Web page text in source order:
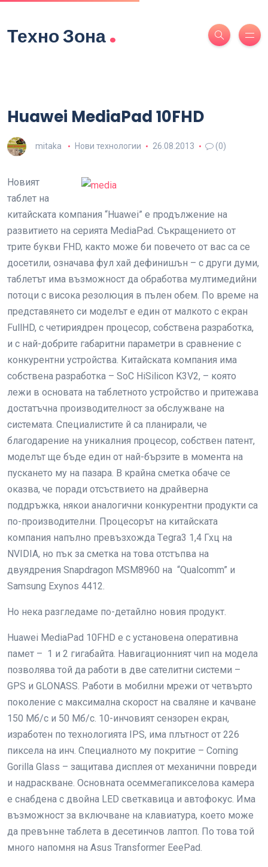
Техно Зона.
Huawei MediaPad 10FHD
mitaka Нови технологии 26.08.2013 (0)
Новият
таблет на
китайската компания “Huawei” е продължение на
развитието на серията MediaPad. Съкращението от
трите букви FHD, както може би повечето от вас са се
досетили, означава фул хай дефинишън – с други думи,
таблетът има възможност да обработва мултимедийни
потоци с висока резолюция в пълен обем. По време на
представянето си моделът е един от малкото с екран
FullHD, с четириядрен процесор, собствена разработка,
и с най-добрите габаритни параметри в сравнение с
конкурентни устройства. Китайската компания има
собствена разработка – SoC HiSilicon K3V2, – която
лежи в основата на таблетното устройство и притежава
достатъчна производителност за обслужване на
системата. Специалистите й са планирали, че
благодарение на уникалния процесор, собствен патент,
моделът ще бъде един от най-бързите в момента на
пускането му на пазара. В крайна сметка обаче се
оказва, че поради отсъствието на драйверна
поддръжка, някои аналогични конкурентни продукти са
по-производителни. Процесорът на китайската
компания напълно превъзхожда Тegra3 1,4 Гхц на
NVIDIA, но пък за сметка на това отстъпва на
двуядрения Snapdragon MSM8960 на “Qualcomm” и
Samsung Exynos 4412.
Но нека разгледаме по-детайлно новия продукт.
Huawei MediaPad 10FHD е с установена оперативна
памет – 1 и 2 гигабайта. Навигационният чип на модела
позволява той да работи в две сателитни системи –
GPS и GLONASS. Работи в мобилни мрежи от четвърто
поколение с максимална скорост на сваляне и качване
150 Мб/с и 50 Мб/с. 10-инчовият сензорен екран,
изработен по технологията IPS, има плътност от 226
пиксела на инч. Специалното му покритие – Corning
Gorilla Glass – защитава дисплея от механични повреди
и надраскване. Основната осеммегапикселова камера
е снабдена с двойна LED светкавица и автофокус. Има
възможност за включване на клавиатура, което може
да превънне таблета в десетинчов лаптоп. По това той
много напомня на Asus Transformer EeePad.